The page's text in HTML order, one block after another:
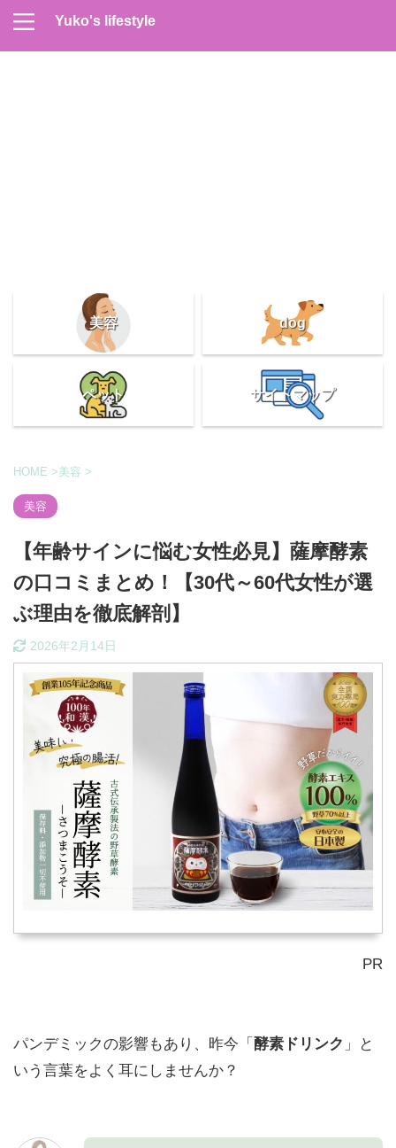
Yuko's lifestyle
美容 dog
ペット サイトマップ
HOME >美容 >
美容
【年齢サインに悩む女性必見】薩摩酵素
の口コミまとめ！【30代～60代女性が選
ぶ理由を徹底解剖】
2026年2月14日
PR
パンデミックの影響もあり、昨今「 酵素ドリンク 」と
いう言葉をよく耳にしませんか？